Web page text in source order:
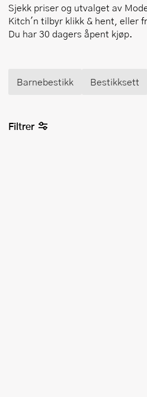
Sjekk priser og utvalget av
Kitch'n tilbyr klikk & hent, eller
Du har 30 dagers åpent kjøp.
Barnebestikk Bestikksett
Filtrer